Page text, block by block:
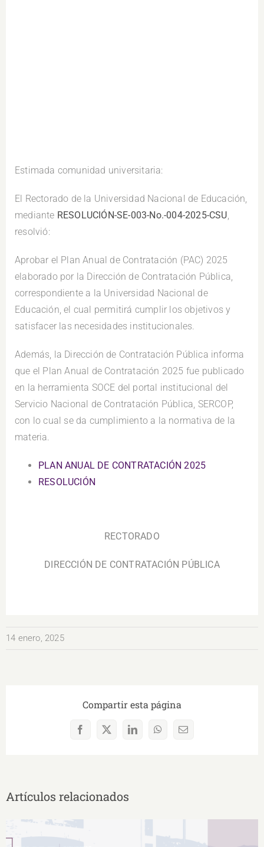
Estimada comunidad universitaria:
El Rectorado de la Universidad Nacional de Educación,
mediante RESOLUCIÓN-SE-003-No.-004-2025-CSU,
resolvió:
Aprobar el Plan Anual de Contratación (PAC) 2025
elaborado por la Dirección de Contratación Pública,
correspondiente a la Universidad Nacional de
Educación, el cual permitirá cumplir los objetivos y
satisfacer las necesidades institucionales.
Además, la Dirección de Contratación Pública informa
que el Plan Anual de Contratación 2025 fue publicado
en la herramienta SOCE del portal institucional del
Servicio Nacional de Contratación Pública, SERCOP,
con lo cual se da cumplimiento a la normativa de la
materia.
PLAN ANUAL DE CONTRATACIÓN 2025
RESOLUCIÓN
RECTORADO
DIRECCIÓN DE CONTRATACIÓN PÚBLICA
14 enero, 2025
Compartir esta página
Facebook
X LinkedInWhatsAppCorreo
Artículos relacionados